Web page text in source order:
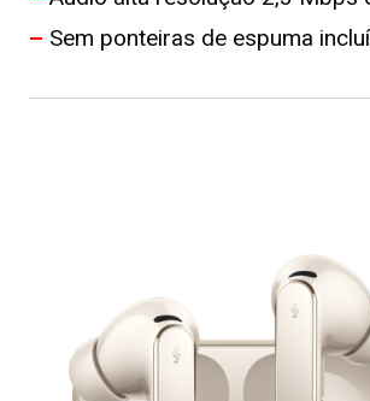
– Sem ponteiras de espuma